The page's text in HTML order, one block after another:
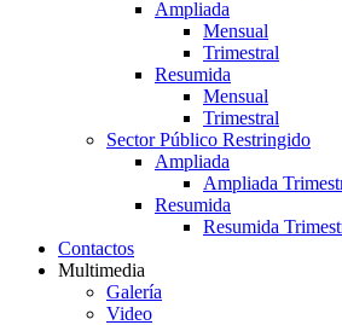
Ampliada
Mensual
Trimestral
Resumida
Mensual
Trimestral
Sector Público Restringido
Ampliada
Ampliada
Resumida
Resumida
Contactos
Multimedia
Galería
Video